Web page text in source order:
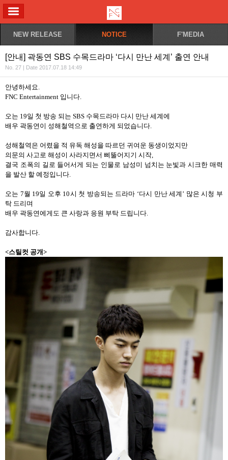
NEW RELEASE NOTICE F'MEDIA
[안내] 곽동연 SBS 수목드라마 ‘다시 만난 세계’ 출연 안내
No. 27 | Date 2017.07.18 14:49
안녕하세요.
FNC Entertainment 입니다.
오는 19일 첫 방송 되는 SBS 수목드라마 다시 만난 세계에
배우 곽동연이 성해철역으로 출연하게 되었습니다.
성해철역은 어렸을 적 유독 해성을 따르던 귀여운 동생이었지만
의문의 사고로 해성이 사라지면서 삐뚤어지기 시작,
결국 조폭의 길로 들어서게 되는 인물로 남성미 넘치는 눈빛과 시크한 매력
을 발산 할 예정입니다.
오는 7월 19일 오후 10시 첫 방송되는 드라마 ‘다시 만난 세계 ’ 많은 시청 부
탁 드리며
배우 곽동연에게도 큰 사랑과 응원 부탁 드립니다.
감사합니다.
<스틸컷 공개>